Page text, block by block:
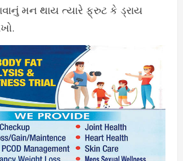
મન થાય ત્યારે ફ્રુટ કે ડ્રાય